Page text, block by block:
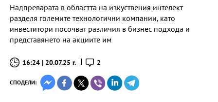
Надпреварата в областта на изкуствения интелект
разделя големите технологични компании, като
инвеститори посочват различия в бизнес подхода и
представянето на акциите им
16:24 | 20.07.25 г. 2
СПОДЕЛИ: